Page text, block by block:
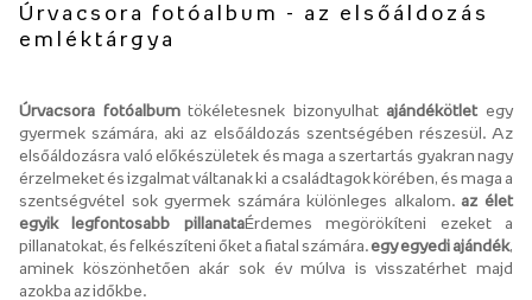
Úrvacsora fotóalbum - az elsőáldozás
emléktárgya
Úrvacsora fotóalbumtökéletesnek bizonyulhatajándékötlet egy
gyermek számára, aki az elsőáldozás szentségében részesül. Az
elsőáldozásra való előkészületek és maga a szertartás gyakran nagy
érzelmeket és izgalmat váltanak ki a családtagok körében, és maga a
szentségvétel sok gyermek számára különleges alkalom.az élet
egyik legfontosabb pillanataÉrdemes megörökíteni ezeket a
pillanatokat, és felkészíteni őket a fiatal számára. egy egyedi ajándék,
aminek köszönhetően akár sok év múlva is visszatérhet majd
azokba az időkbe.